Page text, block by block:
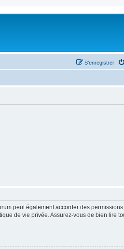
S’enregistrer
peut également accorder des permissions
de vie privée. Assurez-vous de bien lire